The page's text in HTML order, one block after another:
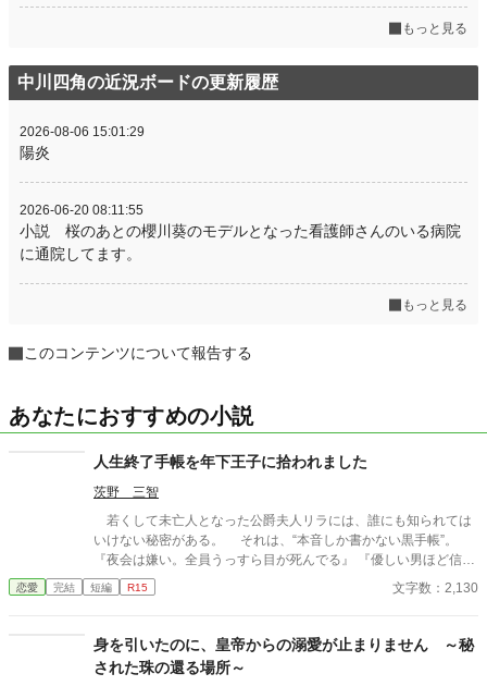
もっと見る
中川四角の近況ボードの更新履歴
2026-08-06 15:01:29
陽炎
2026-06-20 08:11:55
小説 桜のあとの櫻川葵のモデルとなった看護師さんのいる病院
に通院してます。
もっと見る
このコンテンツについて報告する
あなたにおすすめの小説
人生終了手帳を年下王子に拾われました
茨野 三智
若くして未亡人となった公爵夫人リラには、誰にも知られては
いけない秘密がある。 それは、“本音しか書かない黒手帳”。
『夜会は嫌い。全員うっすら目が死んでる』 『優しい男ほど信用
ならない』 『第二王子殿下は大型犬みたい』 そんな危険すぎる
手帳を、ある日うっかり紛失。 しかも拾った相手は、書かれて
す？」 「嫌だ」 黒歴史を握られた未亡人公爵夫人と、彼女
の“本音”に妙に執着する年下王子。 これは、建前ばかりの社交
界で、本音を拾ってしまった二人の話。
恋愛 完結 短編 R15 文字数：2,130
身を引いたのに、皇帝からの溺愛が止まりません ～秘
された珠の還る場所～